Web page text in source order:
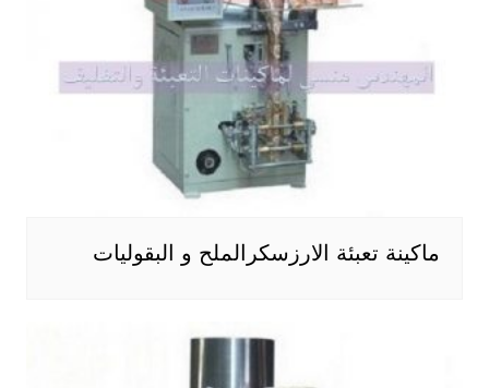
ماكينة تعبئة الارزسكرالملح و البقوليات